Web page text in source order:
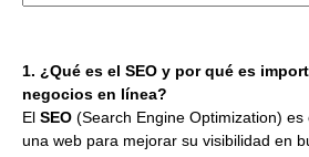
1. ¿Qué es el SEO y por qué es
negocios en línea?
El SEO (Search Engine Optimization)
una web para mejorar su visibilidad en